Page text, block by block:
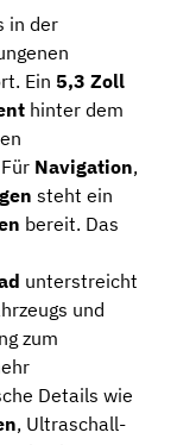
in der
Ein 5,3 Zoll
hinter dem
Navigation,
steht ein
bereit. Das
unterstreicht
und
zum
Details wie
, Ultraschall-